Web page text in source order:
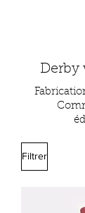
Derby
Filtrer